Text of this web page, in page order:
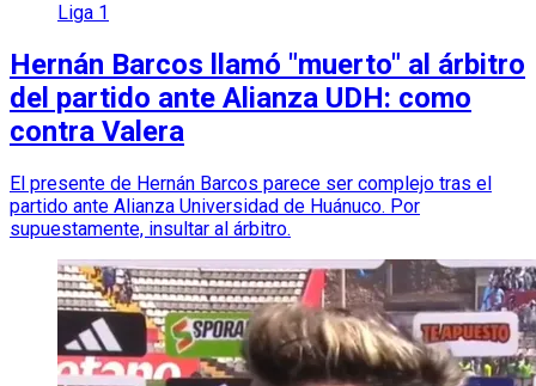
Liga 1
Hernán Barcos llamó "muerto" al árbitro
del partido ante Alianza UDH: como
contra Valera
El presente de Hernán Barcos parece ser complejo tras el
partido ante Alianza Universidad de Huánuco. Por
supuestamente, insultar al árbitro.